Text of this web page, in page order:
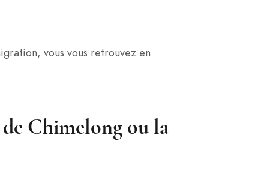
vous vous retrouvez en
Chimelong ou la